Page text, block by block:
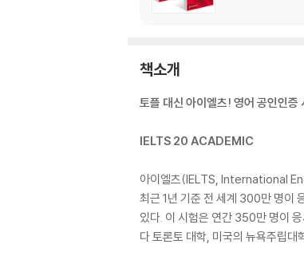
책소개
토플 대신 아이엘츠! 영어 공인인
IELTS 20 ACADEMIC
아이엘츠(IELTS, International
최근 1년 기준 전 세계 300만 명이
있다. 이 시험은 연간 350만 명이
다 토론토 대학, 미국의 뉴욕주립